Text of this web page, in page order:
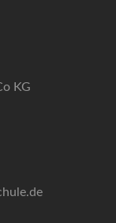
KG